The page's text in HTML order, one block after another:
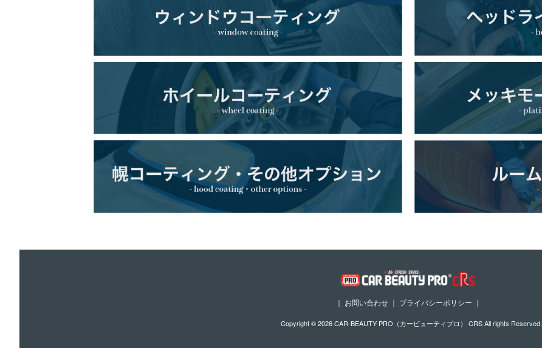
｜ お問い合わせ ｜ プライバシーポリシー ｜
Copyright © 2026 CAR-BEAUTY-PRO（カービューティプロ） CRS All rights Reserved.